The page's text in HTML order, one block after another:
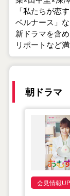
「私たちが恋
ベルナース」
新ドラマを含
リポートなど
朝ドラマ
会見情報UP